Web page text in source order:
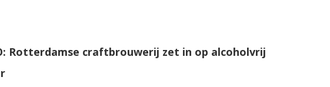
Rotterdamse craftbrouwerij zet in op alcoholvrij